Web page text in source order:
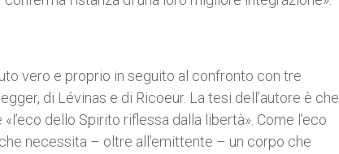
vero e proprio in seguito al confronto con tre
di Lévinas e di Ricoeur. La tesi dell’autore è che
dello Spirito riflessa dalla libertà». Come l’eco
necessita – oltre all’emittente – un corpo che